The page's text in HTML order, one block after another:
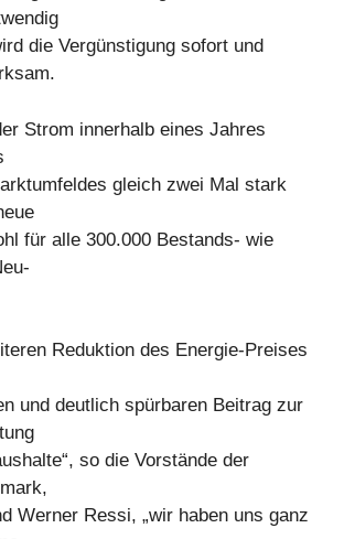
die Vergünstigung sofort und
Strom innerhalb eines Jahres
gleich zwei Mal stark
für alle 300.000 Bestands- wie
Reduktion des Energie-Preises
und deutlich spürbaren Beitrag zur
so die Vorstände der
Werner Ressi, „wir haben uns ganz